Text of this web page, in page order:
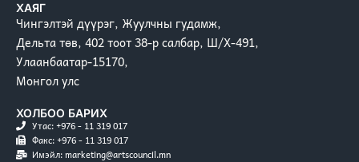
ХАЯГ
Чингэлтэй дүүрэг, Жуулчны гудамж,
Дельта төв, 402 тоот 38-р салбар, Ш/Х-491,
Улаанбаатар-15170,
Монгол улс
ХОЛБОО БАРИХ
Утас: +976 - 11 319 017
Факс: +976 - 11 319 017
Имэйл: marketing@artscouncil.mn